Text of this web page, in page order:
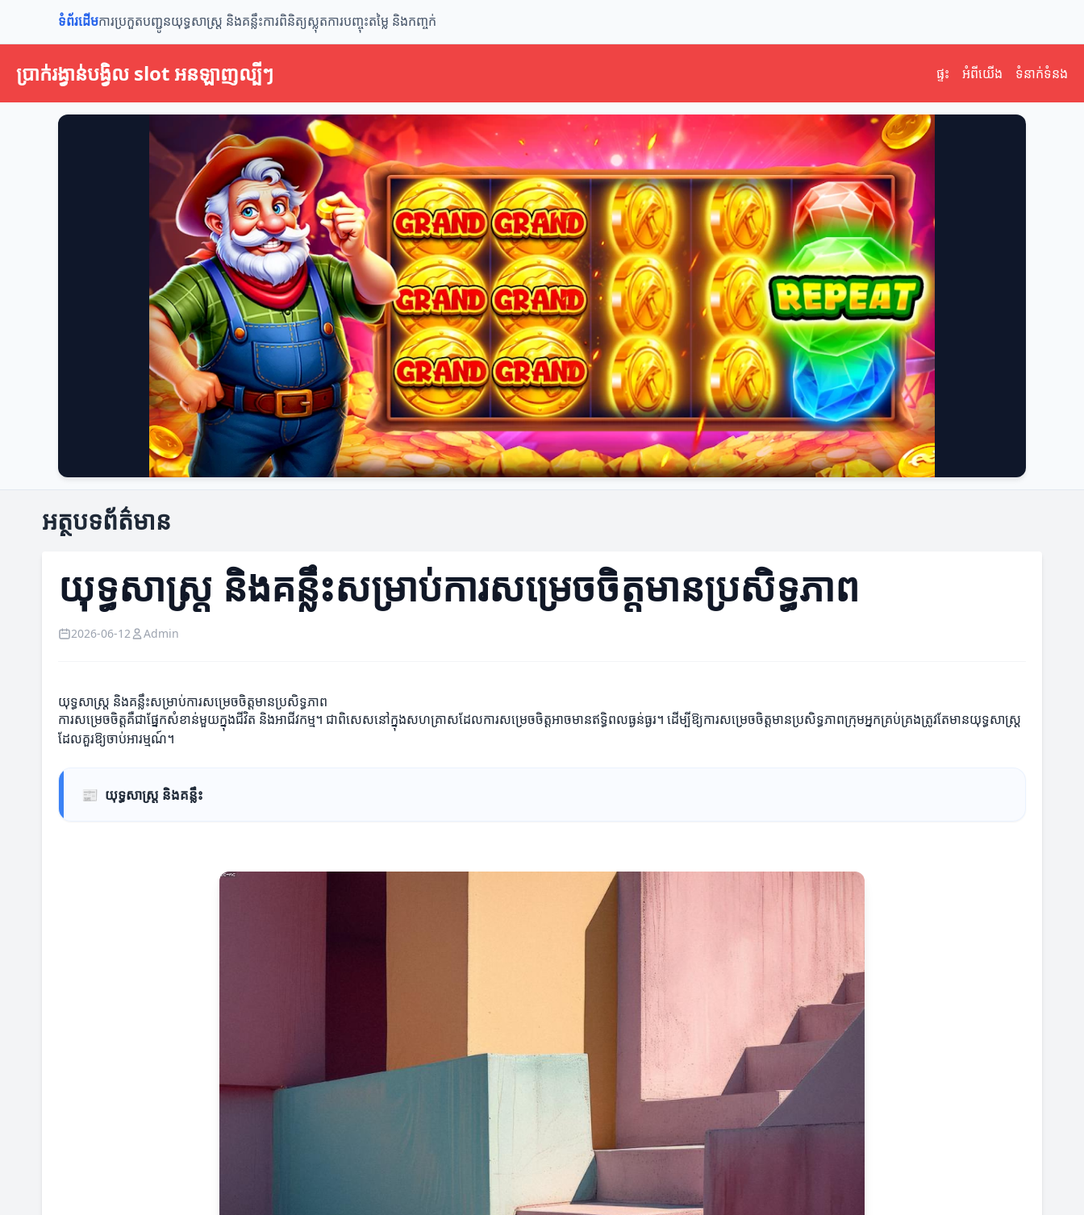
ទំព័រដើមការប្រកួតបញ្ជូនយុទ្ធសាស្ត្រ និងគន្លឹះការពិនិត្យស្លុតការបញ្ចុះតម្លៃ និងកញ្ចក់
ប្រាក់រង្វាន់បង្វិល slot​ អនឡាញល្បីៗ ផ្ទះ អំពីយើង ទំនាក់ទំនង
អត្ថបទព័ត៌មាន
យុទ្ធសាស្ត្រ និងគន្លឹះសម្រាប់ការសម្រេចចិត្តមានប្រសិទ្ធភាព
2026-06-12 Admin
យុទ្ធសាស្ត្រ និងគន្លឹះសម្រាប់ការសម្រេចចិត្តមានប្រសិទ្ធភាព
ការសម្រេចចិត្តគឺជាផ្នែកសំខាន់មួយក្នុងជីវិត និងអាជីវកម្ម។ ជាពិសេសនៅក្នុងសហគ្រាសដែលការសម្រេចចិត្តអាចមានឥទ្ធិពលធ្ងន់ធ្ងរ។ ដើម្បីឱ្យការសម្រេចចិត្តមានប្រសិទ្ធភាពក្រុមអ្នកគ្រប់គ្រងត្រូវតែមានយុទ្ធសាស្ត្រ
ដែលគួរឱ្យចាប់អារម្មណ៍។
📰 យុទ្ធសាស្ត្រ និងគន្លឹះ